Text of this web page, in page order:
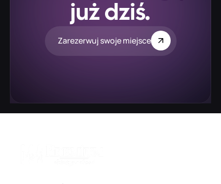
już dziś.
Zarezerwuj swoje miejsce